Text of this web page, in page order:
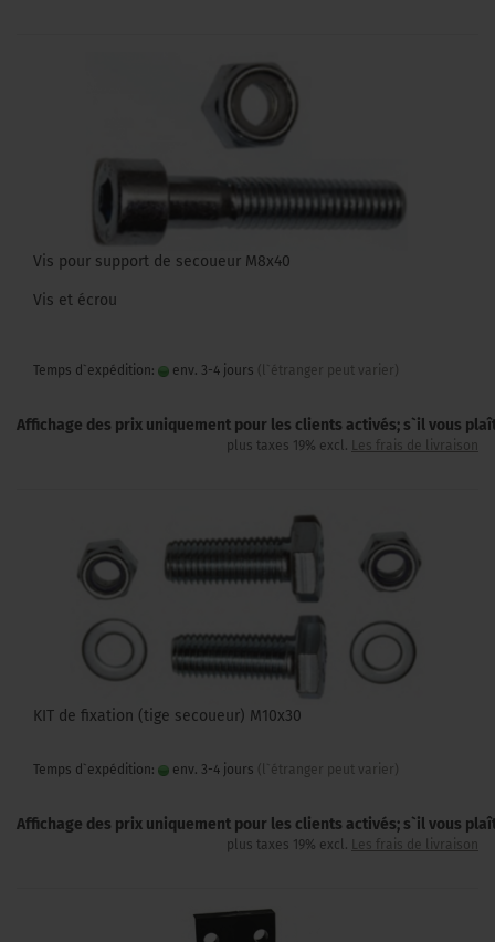
Vis pour support de secoueur M8x40
Vis et écrou
Temps d`expédition: env. 3-4 jours (l`étranger peut varier)
Affichage des prix uniquement pour les clients activés; s`il vous
plus taxes 19% excl. Les frais de livraison
KIT de fixation (tige secoueur) M10x30
Temps d`expédition: env. 3-4 jours (l`étranger peut varier)
Affichage des prix uniquement pour les clients activés; s`il vous
plus taxes 19% excl. Les frais de livraison